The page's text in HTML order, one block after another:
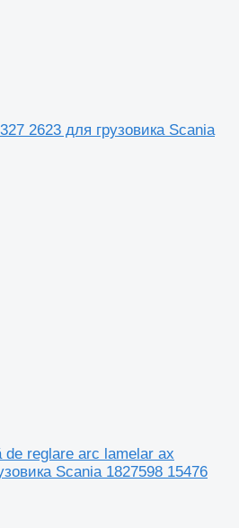
2623 для грузовика Scania
reglare arc lamelar ax
Scania 1827598 15476